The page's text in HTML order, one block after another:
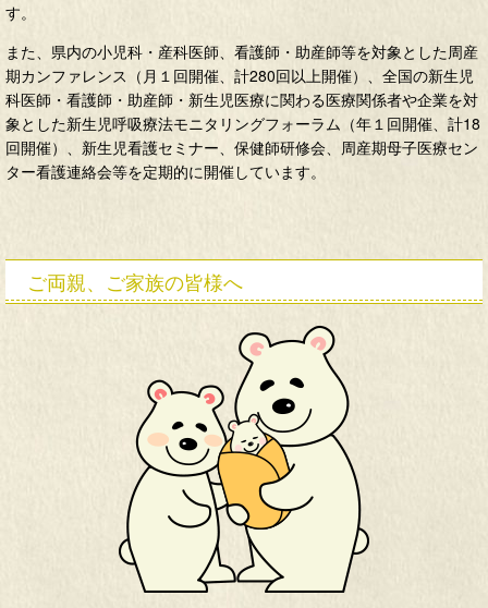
す。
また、県内の小児科・産科医師、看護師・助産師等を対象とした周産
期カンファレンス（月１回開催、計280回以上開催）、全国の新生児
科医師・看護師・助産師・新生児医療に関わる医療関係者や企業を対
象とした新生児呼吸療法モニタリングフォーラム（年１回開催、計18
回開催）、新生児看護セミナー、保健師研修会、周産期母子医療セン
ター看護連絡会等を定期的に開催しています。
ご両親、ご家族の皆様へ